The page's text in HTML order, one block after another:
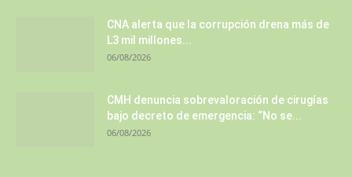
CNA alerta que la corrupción drena más de
L3 mil millones...
06/08/2026
CMH denuncia sobrevaloración de cirugías
bajo decreto de emergencia: “No se...
06/08/2026